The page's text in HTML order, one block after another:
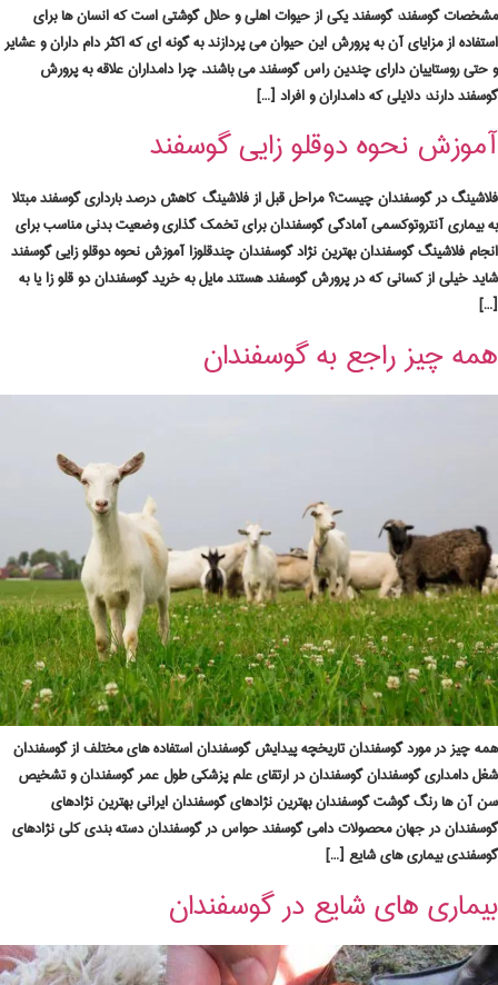
مشخصات گوسفند: گوسفند یکی از حیوات اهلی و حلال گوشتی است که انسان ها برای
استفاده از مزایای آن به پرورش این حیوان می پردازند به گونه ای که اکثر دام داران و عشایر
و حتی روستاییان دارای چندین راس گوسفند می باشند. چرا دامداران علاقه به پرورش
گوسفند دارند: دلایلی که دامداران و افراد […]
آموزش نحوه دوقلو زایی گوسفند
فلاشینگ در گوسفندان چیست؟ مراحل قبل از فلاشینگ کاهش درصد بارداری گوسفند مبتلا
به بیماری آنترو‌‌توکسمی آمادگی گوسفندان برای تخمک گذاری وضعیت بدنی مناسب برای
انجام فلاشینگ گوسفندان بهترین نژاد گوسفندان چند‌قلوزا آموزش نحوه دوقلو زایی گوسفند
شاید خیلی از کسانی که در پرورش گوسفند هستند مایل به خرید گوسفندان دو قلو زا یا به
[…]
همه چیز راجع به گوسفندان
همه چیز در مورد گوسفندان تاریخچه پیدایش گوسفندان استفاده های مختلف از گوسفندان
شغل دامداری گوسفندان گوسفندان در ارتقای علم پزشکی طول عمر گوسفندان و تشخیص
سن آن ها رنگ گوشت گوسفندان بهترین نژادهای گوسفندان ایرانی بهترین نژادهای
گوسفندان در جهان محصولات دامی گوسفند حواس در گوسفندان دسته بندی کلی نژادهای
گوسفندی بیماری های شایع […]
بیماری های شایع در گوسفندان